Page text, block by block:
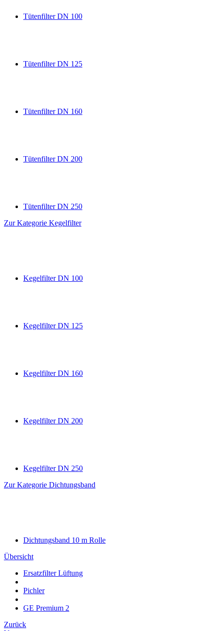
Tütenfilter DN 100
Tütenfilter DN 125
Tütenfilter DN 160
Tütenfilter DN 200
Tütenfilter DN 250
Zur Kategorie Kegelfilter
Kegelfilter DN 100
Kegelfilter DN 125
Kegelfilter DN 160
Kegelfilter DN 200
Kegelfilter DN 250
Zur Kategorie Dichtungsband
Dichtungsband 10 m Rolle
Übersicht
Ersatzfilter Lüftung
Pichler
GE Premium 2
Zurück